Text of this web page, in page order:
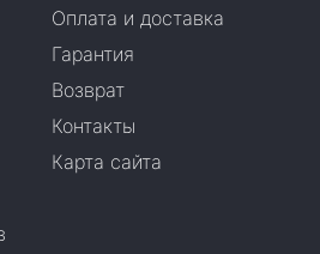
Оплата и доставка
Гарантия
Возврат
Контакты
Карта сайта